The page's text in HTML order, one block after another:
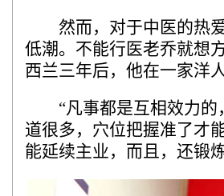
然而，对于中医的热爱
低潮。不能行医老乔就想
西兰三年后，他在一家洋
“凡事都是互相效力的
道很多，穴位把握准了才
能延续主业，而且，还锻